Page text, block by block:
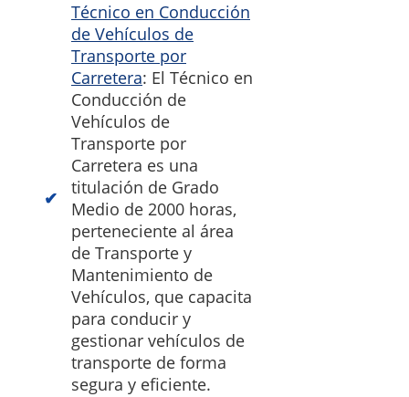
Técnico en Conducción
de Vehículos de
Transporte por
Carretera: El Técnico en
Conducción de
Vehículos de
Transporte por
Carretera es una
titulación de Grado
Medio de 2000 horas,
perteneciente al área
de Transporte y
Mantenimiento de
Vehículos, que capacita
para conducir y
gestionar vehículos de
transporte de forma
segura y eficiente.